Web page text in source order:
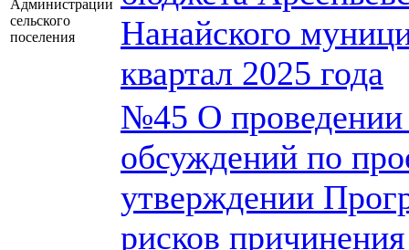
Администрации
сельского
поселения
Нанайского
квартал 2025 года
№45 О
обсуждений по
утверждении
рисков